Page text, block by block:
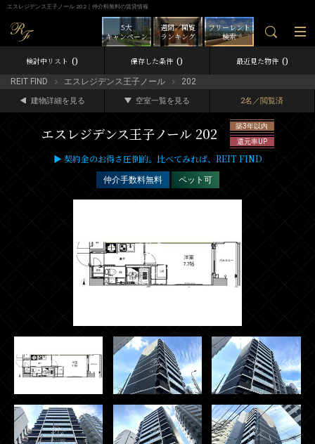
エスレジデンス王子ノール 202｜仲介料無料の賃貸情報
フリーレント
検索
週間／閲覧
ランキング
5大
キャンペーン
検討中リスト 0 保存した条件 0 最近見た物件 0
REIT FIND エスレジデンス王子ノール 202
建物詳細を見る 空室一覧を見る 2名／閲覧済
エスレジデンス王子ノール 202
築3年以内
還元率UP
▶ 契約金のお得さ圧倒的。比べてみれば、REIT FIND
仲介手数料無料 ペット可